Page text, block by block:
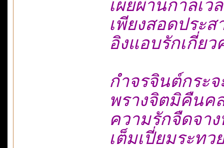
เผยผ่านกาลเ
เพียงสอดประ
อิงแอบรักเกี่ย
กำจรจินต์กระ
พรางจิตมิคืนค
ความรักจืดจา
เต็มเปี่ยมระท